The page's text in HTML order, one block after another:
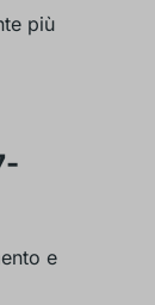
più
e